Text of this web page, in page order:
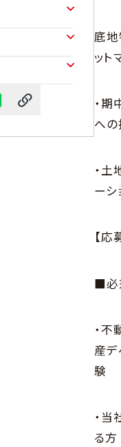
底地
ット
・
への
・
ーシ
【応
■必
・
産
験
・
る方